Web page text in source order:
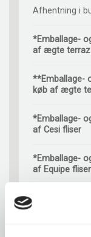
Afhentning i
*Emballage-
af ægte
**Emballage-
køb af ægte
*Emballage-
af Cesi fliser
*Emballage-
af Equipe fliser